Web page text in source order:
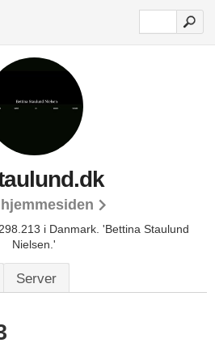
i Danmark. 'Bettina Staulund
Nielsen.'
Server